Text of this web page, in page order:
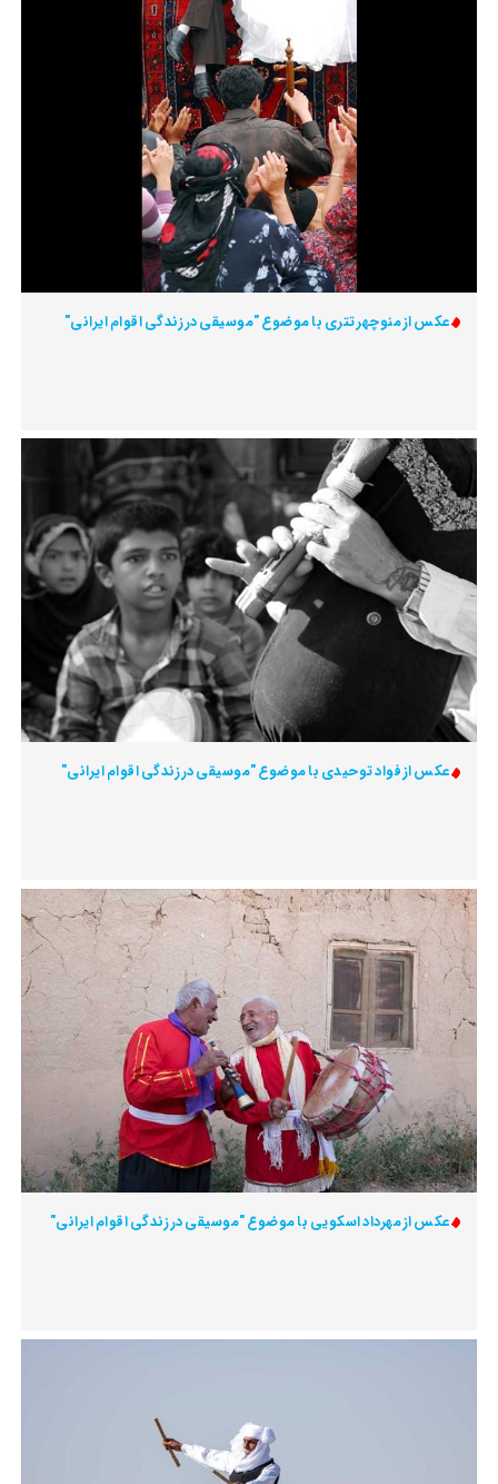
عکس از منوچهر تتری با موضوع "موسیقی در زندگی اقوام ایرانی"
عکس از فواد توحیدی با موضوع "موسیقی در زندگی اقوام ایرانی"
عکس از مهرداد اسکویی با موضوع "موسیقی در زندگی اقوام ایرانی"